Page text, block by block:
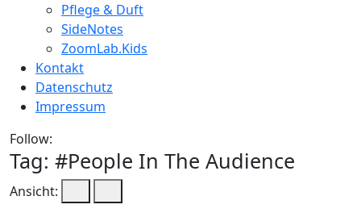
Pflege & Duft
SideNotes
ZoomLab.Kids
Kontakt
Datenschutz
Impressum
Follow:
Tag: #People In The Audience
Ansicht: